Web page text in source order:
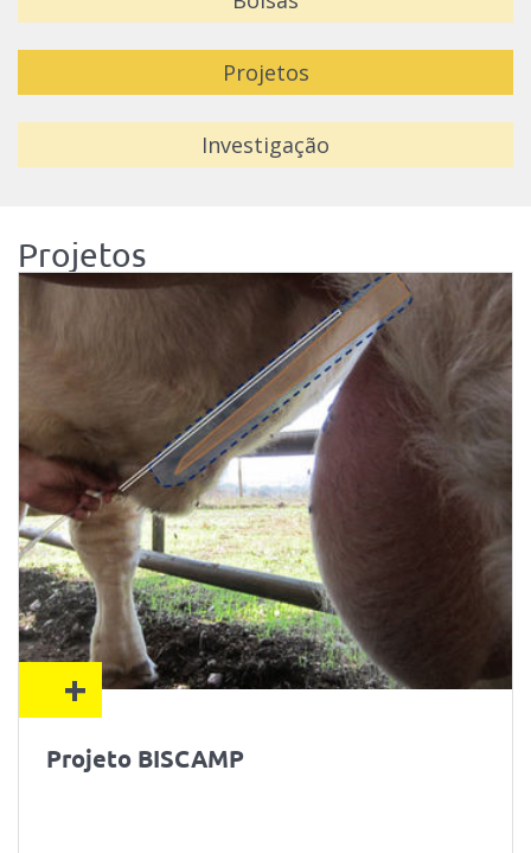
Projetos
Investigação
Projetos
+
Projeto BISCAMP